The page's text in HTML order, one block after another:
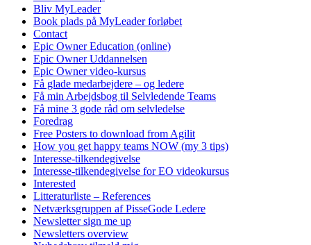
Bliv MyLeader
Book plads på MyLeader forløbet
Contact
Epic Owner Education (online)
Epic Owner Uddannelsen
Epic Owner video-kursus
Få glade medarbejdere – og ledere
Få min Arbejdsbog til Selvledende Teams
Få mine 3 gode råd om selvledelse
Foredrag
Free Posters to download from Agilit
How you get happy teams NOW (my 3 tips)
Interesse-tilkendegivelse
Interesse-tilkendegivelse for EO videokursus
Interested
Litteraturliste – References
Netværksgruppen af PisseGode Ledere
Newsletter sign me up
Newsletters overview